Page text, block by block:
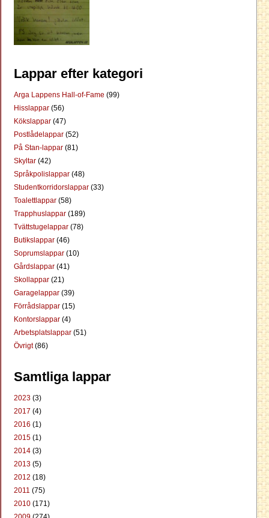
Lappar efter kategori
Arga Lappens Hall-of-Fame (99)
Hisslappar (56)
Kökslappar (47)
Postlådelappar (52)
På Stan-lappar (81)
Skyltar (42)
Språkpolislappar (48)
Studentkorridorslappar (33)
Toalettlappar (58)
Trapphuslappar (189)
Tvättstugelappar (78)
Butikslappar (46)
Soprumslappar (10)
Gårdslappar (41)
Skollappar (21)
Garagelappar (39)
Förrådslappar (15)
Kontorslappar (4)
Arbetsplatslappar (51)
Övrigt(86)
Samtliga lappar
2023 (3)
2017 (4)
2016 (1)
2015 (1)
2014 (3)
2013 (5)
2012 (18)
2011 (75)
2010 (171)